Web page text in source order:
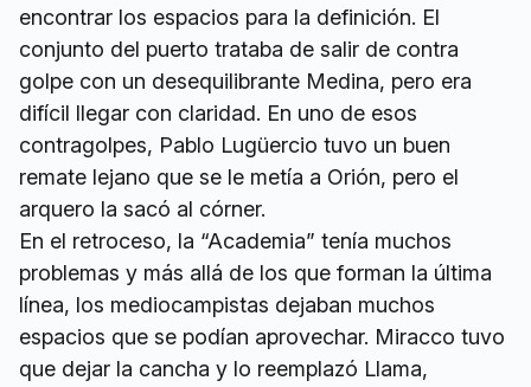
encontrar los espacios para la definición. El
conjunto del puerto trataba de salir de contra
golpe con un desequilibrante Medina, pero era
difícil llegar con claridad. En uno de esos
contragolpes, Pablo Lugüercio tuvo un buen
remate lejano que se le metía a Orión, pero el
arquero la sacó al córner.
En el retroceso, la “Academia” tenía muchos
problemas y más allá de los que forman la última
línea, los mediocampistas dejaban muchos
espacios que se podían aprovechar. Miracco tuvo
que dejar la cancha y lo reemplazó Llama,